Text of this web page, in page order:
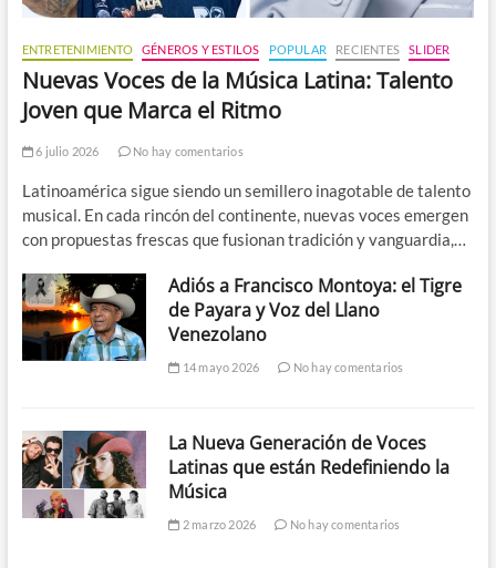
ENTRETENIMIENTO GÉNEROS Y ESTILOS POPULAR RECIENTES SLIDER
Nuevas Voces de la Música Latina: Talento
Joven que Marca el Ritmo
6 julio 2026 No hay comentarios
Latinoamérica sigue siendo un semillero inagotable de talento
musical. En cada rincón del continente, nuevas voces emergen
con propuestas frescas que fusionan tradición y vanguardia,…
Adiós a Francisco Montoya: el Tigre
de Payara y Voz del Llano
Venezolano
14 mayo 2026 No hay comentarios
La Nueva Generación de Voces
Latinas que están Redefiniendo la
Música
2 marzo 2026 No hay comentarios